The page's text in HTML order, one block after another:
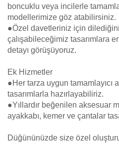
boncuklu veya incilerle
modellerimize göz atabilirsiniz.
●Özel davetleriniz için
çalışabileceğimiz tasarımlara
detayı görüşüyoruz.
Ek Hizmetler
●Her tarza uygun tamamlayıcı
tasarımlarla hazırlayabiliriz.
●Yıllardır beğenilen aksesuar
ayakkabı, kemer ve çantalar
Düğününüzde size özel